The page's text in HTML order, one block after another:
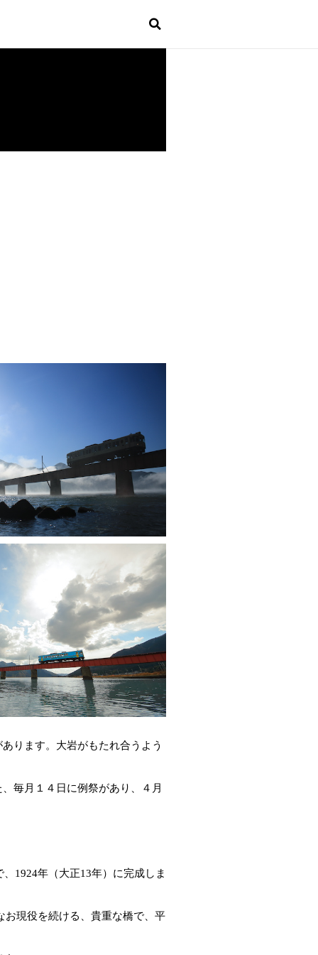
ります。大岩がもたれ合うよう
毎月１４日に例祭があり、４月
1924年（大正13年）に完成しま
お現役を続ける、貴重な橋で、平